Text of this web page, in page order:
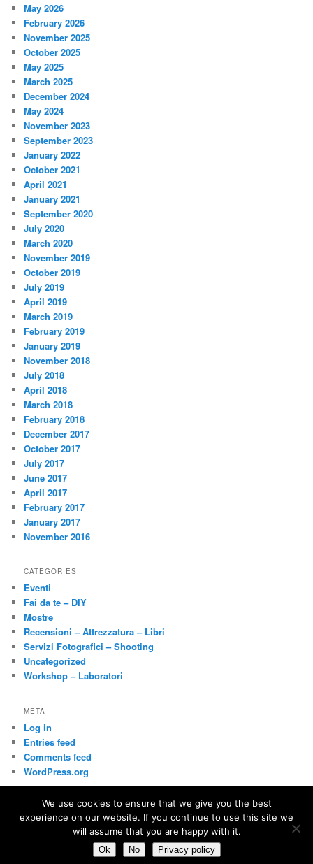
May 2026
February 2026
November 2025
October 2025
May 2025
March 2025
December 2024
May 2024
November 2023
September 2023
January 2022
October 2021
April 2021
January 2021
September 2020
July 2020
March 2020
November 2019
October 2019
July 2019
April 2019
March 2019
February 2019
January 2019
November 2018
July 2018
April 2018
March 2018
February 2018
December 2017
October 2017
July 2017
June 2017
April 2017
February 2017
January 2017
November 2016
CATEGORIES
Eventi
Fai da te – DIY
Mostre
Recensioni – Attrezzatura – Libri
Servizi Fotografici – Shooting
Uncategorized
Workshop – Laboratori
META
Log in
Entries feed
Comments feed
WordPress.org
Privacy Proudly powered by WordPress
We use cookies to ensure that we give you the best
experience on our website. If you continue to use this site we
will assume that you are happy with it.
Ok No Privacy policy